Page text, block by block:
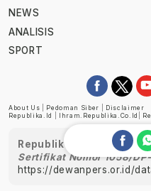
NEWS
ANALISIS
SPORT
About Us Pedoman Siber
Disclaimer
Republika.id
Ihram.republika.co.id
Republika telah
Sertifikat Nomor 1058/
https://dewanpers.or.id/